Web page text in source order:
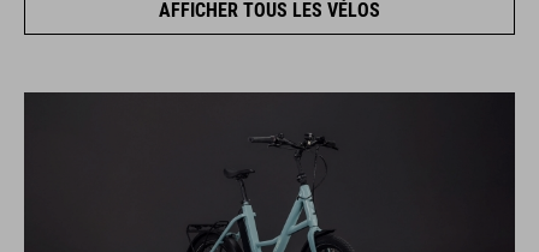
AFFICHER TOUS LES VÉLOS